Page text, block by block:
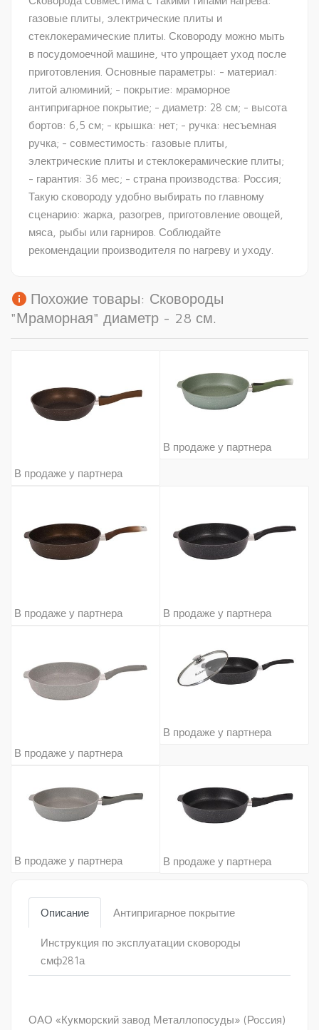
газовые плиты, электрические плиты и
стеклокерамические плиты. Сковороду можно мыть
в посудомоечной машине, что упрощает уход после
приготовления. Основные параметры: - материал:
литой алюминий; - покрытие: мраморное
антипригарное покрытие; - диаметр: 28 см; - высота
бортов: 6,5 см; - крышка: нет; - ручка: несъемная
ручка; - совместимость: газовые плиты,
электрические плиты и стеклокерамические плиты;
- гарантия: 36 мес; - страна производства: Россия;
Такую сковороду удобно выбирать по главному
сценарию: жарка, разогрев, приготовление овощей,
мяса, рыбы или гарниров. Соблюдайте
рекомендации производителя по нагреву и уходу.
info Похожие товары: Сковороды
"Мраморная" диаметр - 28 см.
В продаже у партнера
В продаже у партнера
В продаже у партнера В продаже у партнера
В продаже у партнера
В продаже у партнера
В продаже у партнера В продаже у партнера
Описание Антипригарное покрытие
Инструкция по эксплуатации сковороды
смф281а
ОАО «Кукморский завод Металлопосуды» (Россия)